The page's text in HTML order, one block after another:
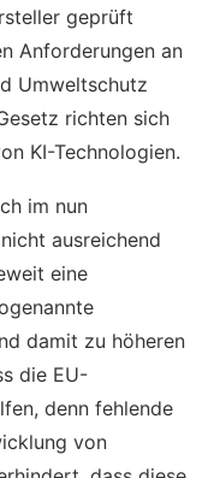
geprüft
Anforderungen an
Umweltschutz
richten sich
KI-Technologien.
im nun
ausreichend
eine
damit zu höheren
die EU-
denn fehlende
von